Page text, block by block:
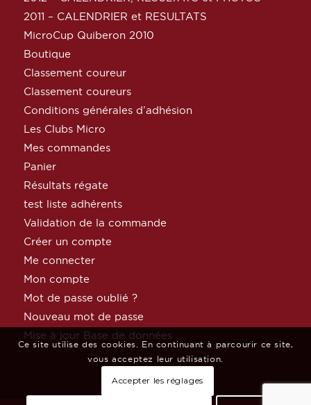
2011 – CALENDRIER et RESULTATS
MicroCup Quiberon 2010
Boutique
Classement coureur
Classement coureurs
Conditions générales d’adhésion
Les Clubs Micro
Mes commandes
Panier
Résultats régate
test liste adhérents
Validation de la commande
Créer un compte
Me connecter
Mon compte
Mot de passe oublié ?
Nouveau mot de passe
Mise à jour Base de données
Ce site utilise des cookies. En continuant à parcourir ce site,
vous acceptez leur utilisation.
Accepter les réglages